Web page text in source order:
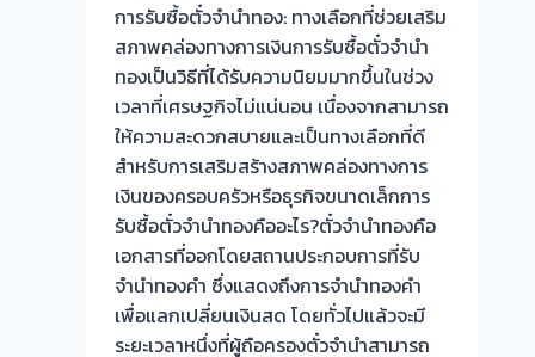
จ่าย
สด
ทันใจ
✅
ประเมิน
ฟรี
ไม่มี
ค่า
ใช้
จ่าย!
การรับซื้อตั๋วจำนำทอง: ทางเลือกที่ช่วยเสริม
สภาพคล่องทางการเงินการรับซื้อตั๋วจำนำ
ทองเป็นวิธีที่ได้รับความนิยมมากขึ้นในช่วง
เวลาที่เศรษฐกิจไม่แน่นอน เนื่องจากสามารถ
ให้ความสะดวกสบายและเป็นทางเลือกที่ดี
สำหรับการเสริมสร้างสภาพคล่องทางการ
เงินของครอบครัวหรือธุรกิจขนาดเล็กการ
รับซื้อตั๋วจำนำทองคืออะไร?ตั๋วจำนำทองคือ
เอกสารที่ออกโดยสถานประกอบการที่รับ
จำนำทองคำ ซึ่งแสดงถึงการจำนำทองคำ
เพื่อแลกเปลี่ยนเงินสด โดยทั่วไปแล้วจะมี
ระยะเวลาหนึ่งที่ผู้ถือครองตั๋วจำนำสามารถ